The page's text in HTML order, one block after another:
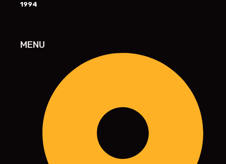
1994
MENU